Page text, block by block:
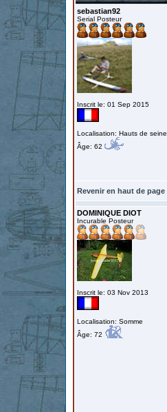
sebastian92
Serial Posteur
Inscrit le: 01 Sep 2015
Localisation: Hauts de seine
Âge: 62
Revenir en haut de page
DOMINIQUE DIOT
Incurable Posteur
Inscrit le: 03 Nov 2013
Localisation: Somme
Âge: 72